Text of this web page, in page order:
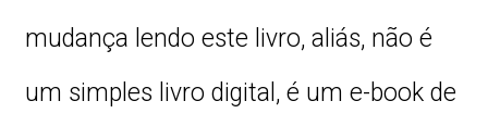
mudança lendo este livro, aliás, não é
um simples livro digital, é um e-book de